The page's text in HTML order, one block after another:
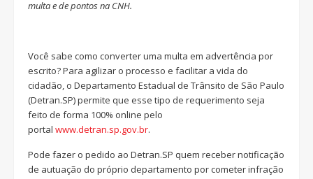
multa e de pontos na CNH.
Você sabe como converter uma multa em advertência por
escrito? Para agilizar o processo e facilitar a vida do
cidadão, o Departamento Estadual de Trânsito de São Paulo
(Detran.SP) permite que esse tipo de requerimento seja
feito de forma 100% online pelo
portal www.detran.sp.gov.br.
Pode fazer o pedido ao Detran.SP quem receber notificação
de autuação do próprio departamento por cometer infração